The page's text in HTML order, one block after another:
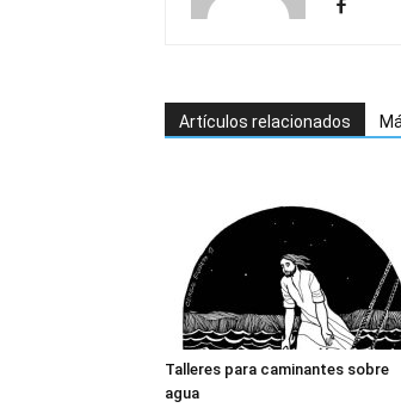
Artículos relacionados
Talleres para caminantes sobre
agua